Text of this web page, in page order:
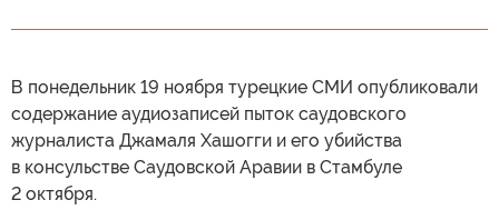
В понедельник 19 ноября турецкие СМИ опубликовали
содержание аудиозаписей пыток саудовского
журналиста Джамаля Хашогги и его убийства
в консульстве Саудовской Аравии в Стамбуле
2 октября.